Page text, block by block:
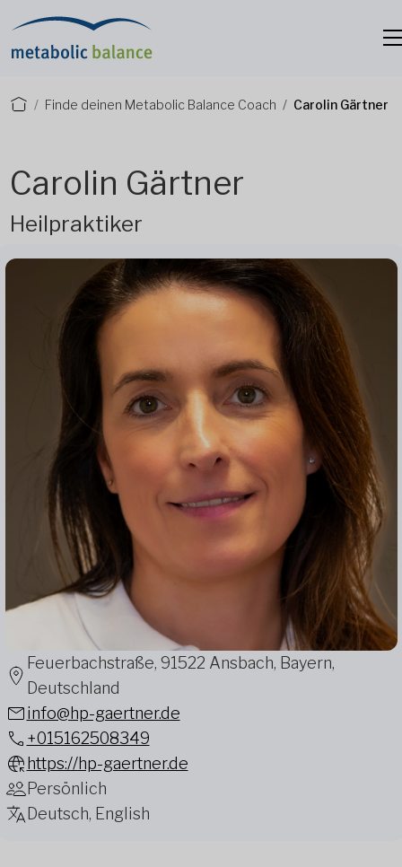
Finde deinen Metabolic Balance Coach Carolin Gärtner
Carolin Gärtner
Heilpraktiker
Feuerbachstraße, 91522 Ansbach, Bayern,
Deutschland
info@hp-gaertner.de
+015162508349
https://hp-gaertner.de
Persönlich
Deutsch, English